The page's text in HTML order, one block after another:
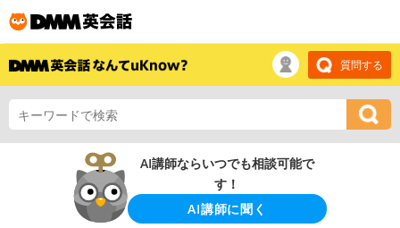
質問する
AI講師ならいつでも相談可能で
す！
AI講師に聞く